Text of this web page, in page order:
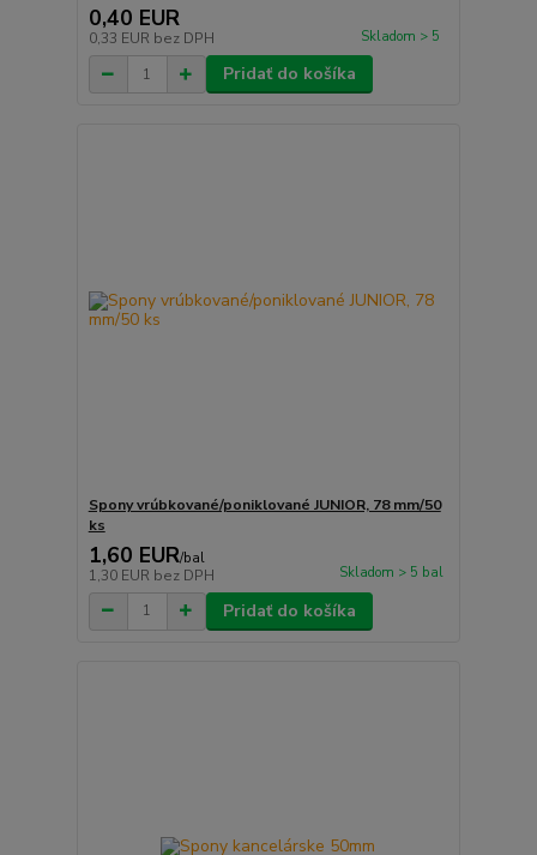
0,40 EUR
0,33 EUR bez DPH Skladom > 5
Pridať do košíka
Spony vrúbkované/poniklované JUNIOR, 78 mm/50
ks
1,60 EUR/bal
1,30 EUR bez DPH Skladom > 5 bal
Pridať do košíka